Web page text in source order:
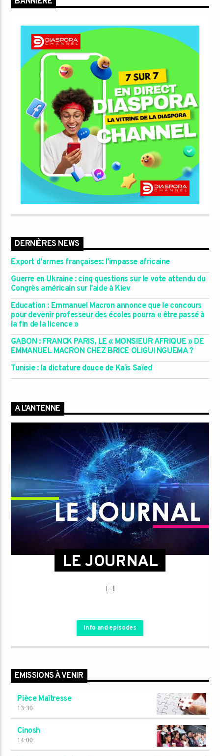
DERNIÈRES NEWS
Export d’armes françaises: l’impasse africaine
Guerre en Ukraine : cinq questions sur le vote attendu du
Congrès américain sur l’aide à Kiev
Education : Emmanuel Macron annonce que le concours
pour devenir professeur des écoles pourra « être passé à
la fin de la licence »
GABON : FRANCK PARIS, LE « MONSIEUR AFRIQUE » DE
EMMANUEL MACRON CHEZ BRICE OLIGUI NGUEMA ?
Tunisie : la dictature douce de Kaïs Saïed
A L’ANTENNE
LE JOURNAL
[...]
Info and episodes
EMISSIONS À VENIR
Pièce Maîtresse
13:30
Cinosh
14:00